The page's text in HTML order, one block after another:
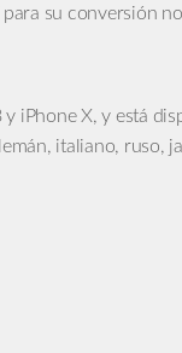
su conversión
iPhone X, y está
italiano, ruso,